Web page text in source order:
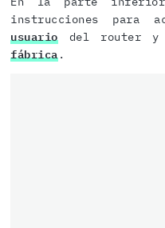
instrucciones para
usuariodel router y
fábrica.